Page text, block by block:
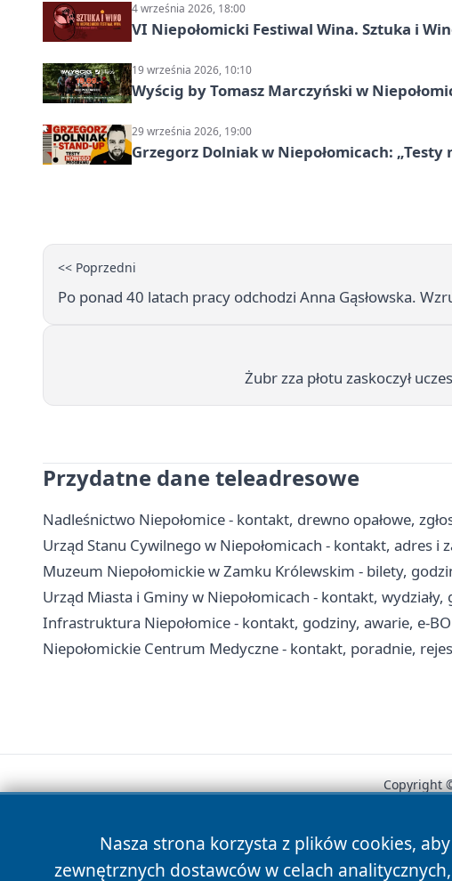
4 września 2026, 18:00
VI Niepołomicki Festiwal Wina. Sztuka i
19 września 2026, 10:10
Wyścig by Tomasz Marczyński w
29 września 2026, 19:00
Grzegorz Dolniak w Niepołomicach:
<< Poprzedni
Po ponad 40 latach pracy odchodzi Anna Gąsłowska.
Żubr zza płotu zaskoczył
Przydatne dane teleadresowe
Nadleśnictwo Niepołomice - kontakt, drewno opałowe,
Urząd Stanu Cywilnego w Niepołomicach - kontakt, adres i
Muzeum Niepołomickie w Zamku Królewskim - bilety,
Urząd Miasta i Gminy w Niepołomicach - kontakt,
Infrastruktura Niepołomice - kontakt, godziny, awarie, e-
Niepołomickie Centrum Medyczne - kontakt, poradnie,
Nasza strona korzysta z plików cookies,
zewnętrznych dostawców w celach
Copyright
News